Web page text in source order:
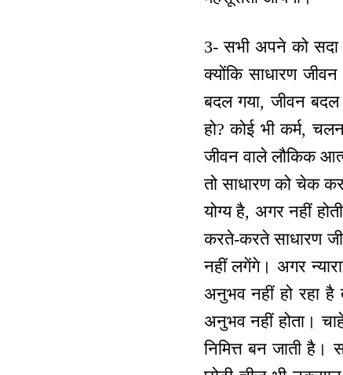
3- सभी अपने को सदा
क्योंकि साधारण
बदल गया, जीवन
हो? कोई भी कर्म,
जीवन वाले लौकिक
तो साधारण को चेक
योग्य है, अगर नहीं
करते-करते साधारण
नहीं लगेंगे। अगर
अनुभव नहीं हो रहा है
अनुभव नहीं होता।
निमित्त बन जाती है।